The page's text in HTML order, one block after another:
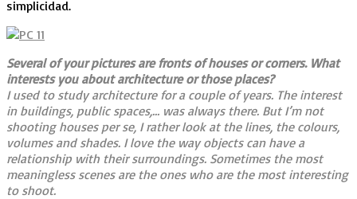
simplicidad.
Several of your pictures are fronts of houses or corners. What
interests you about architecture or those places?
I used to study architecture for a couple of years. The interest
in buildings, public spaces,… was always there. But I’m not
shooting houses per se, I rather look at the lines, the colours,
volumes and shades. I love the way objects can have a
relationship with their surroundings. Sometimes the most
meaningless scenes are the ones who are the most interesting
to shoot.